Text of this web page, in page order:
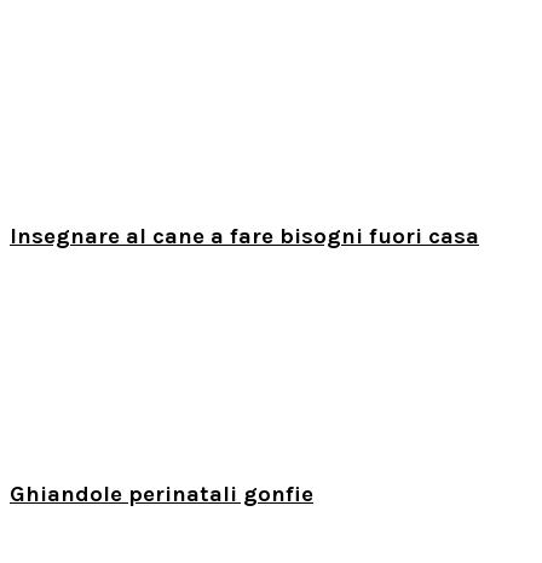
Insegnare al cane a fare bisogni fuori casa
Ghiandole perinatali gonfie